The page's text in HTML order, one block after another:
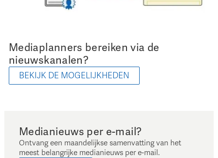
Mediaplanners bereiken via de
nieuwskanalen?
BEKIJK DE MOGELIJKHEDEN
Medianieuws per e-mail?
Ontvang een maandelijkse samenvatting van het
meest belangrijke medianieuws per e-mail.